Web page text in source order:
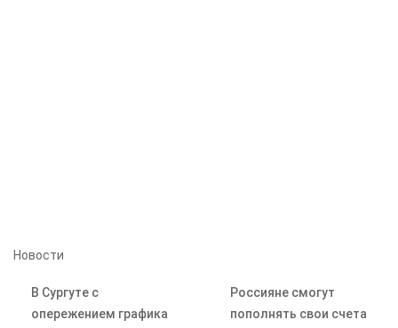
Новости
В Сургуте с
опережением графика
Россияне смогут
пополнять свои счета